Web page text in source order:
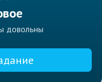
довольны